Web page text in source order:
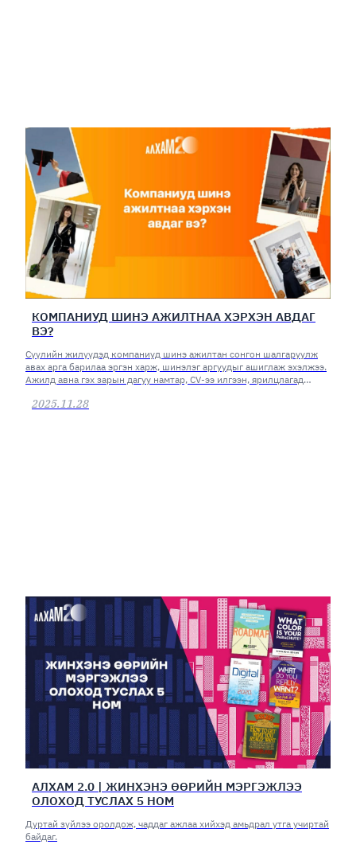
КОМПАНИУД ШИНЭ АЖИЛТНАА ХЭРХЭН АВДАГ
ВЭ?
Сүүлийн жилүүдэд компаниуд шинэ ажилтан сонгон шалгаруулж
авах арга барилаа эргэн харж, шинэлэг аргуудыг ашиглаж эхэлжээ.
Ажилд авна гэх зарын дагуу намтар, CV-ээ илгээн, ярилцлагад
2025.11.28
АЛХАМ 2.0 | ЖИНХЭНЭ ӨӨРИЙН МЭРГЭЖЛЭЭ
ОЛОХОД ТУСЛАХ 5 НОМ
Дуртай зүйлээ оролдож, чаддаг ажлаа хийхэд амьдрал утга учиртай
байдаг.